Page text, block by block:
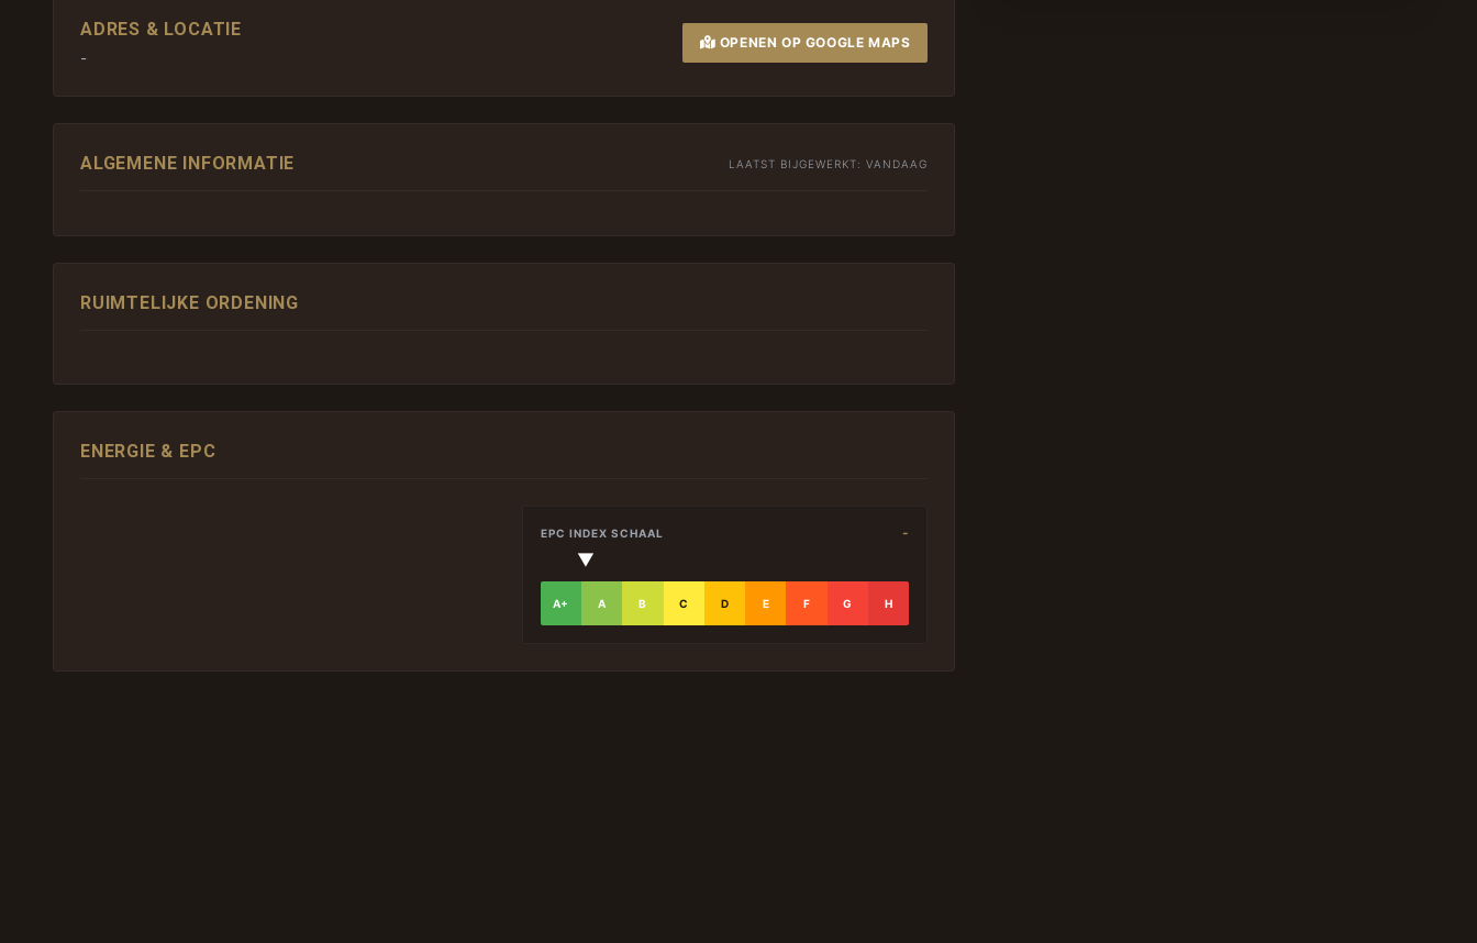
ADRES & LOCATIE
-
OPENEN OP GOOGLE MAPS
ALGEMENE INFORMATIE LAATST BIJGEWERKT:VANDAAG
RUIMTELIJKE ORDENING
ENERGIE & EPC
EPC INDEX SCHAAL -
▼
A+ A B C D E F G H